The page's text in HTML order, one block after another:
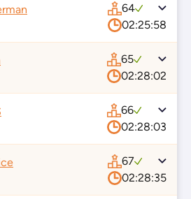
64
02:25:58
65
02:28:02
66
02:28:03
67
02:28:35